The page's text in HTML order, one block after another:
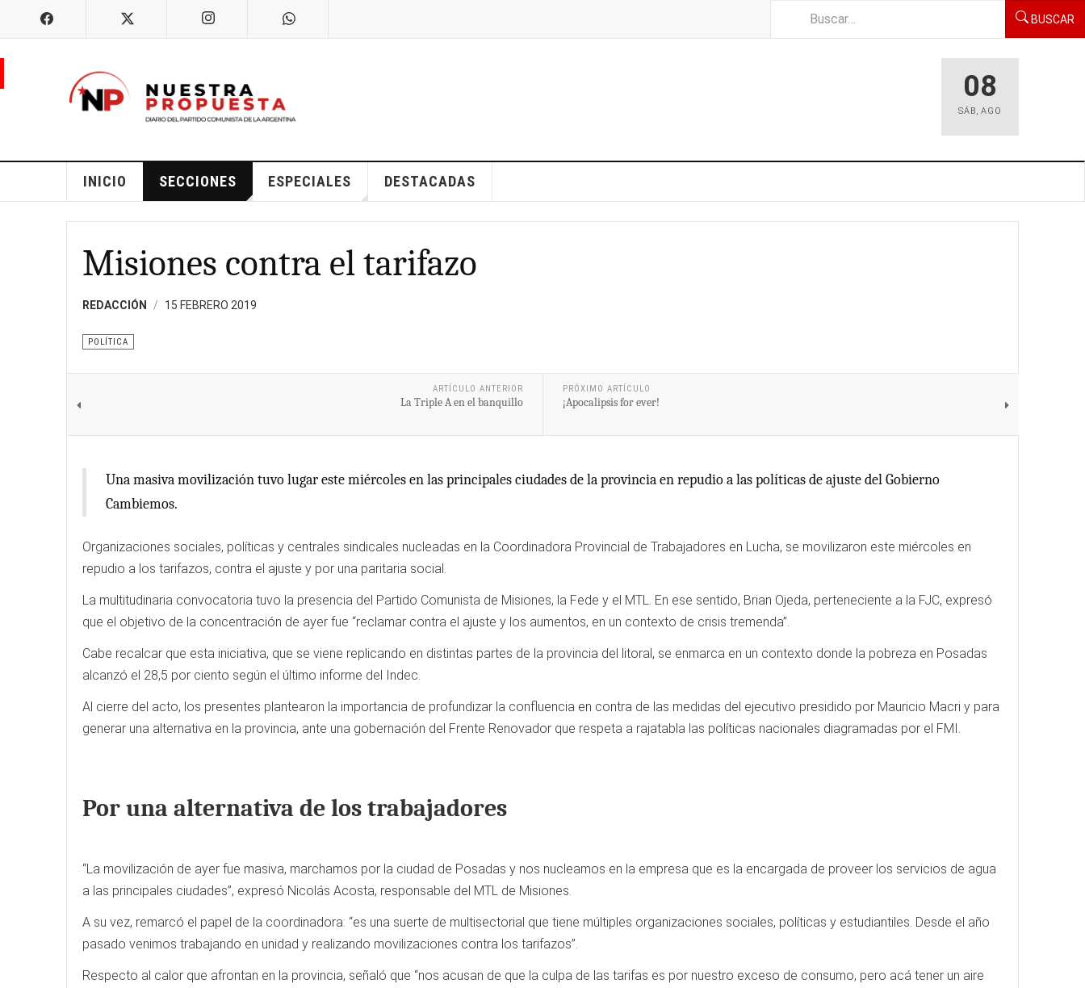
BUSCAR
08
SÁB, AGO
INICIO SECCIONES ESPECIALES DESTACADAS
Misiones contra el tarifazo
REDACCIÓN 15 FEBRERO 2019
POLÍTICA
ARTÍCULO ANTERIOR
La Triple A en el banquillo
PRÓXIMO ARTÍCULO
¡Apocalipsis for ever!
Una masiva movilización tuvo lugar este miércoles en las principales ciudades de la provincia en repudio a las políticas de ajuste del Gobierno
Cambiemos.
Organizaciones sociales, políticas y centrales sindicales nucleadas en la Coordinadora Provincial de Trabajadores en Lucha, se movilizaron este miércoles en
repudio a los tarifazos, contra el ajuste y por una paritaria social.
La multitudinaria convocatoria tuvo la presencia del Partido Comunista de Misiones, la Fede y el MTL. En ese sentido, Brian Ojeda, perteneciente a la FJC, expresó
que el objetivo de la concentración de ayer fue “reclamar contra el ajuste y los aumentos, en un contexto de crisis tremenda”.
Cabe recalcar que esta iniciativa, que se viene replicando en distintas partes de la provincia del litoral, se enmarca en un contexto donde la pobreza en Posadas
alcanzó el 28,5 por ciento según el último informe del Indec.
Al cierre del acto, los presentes plantearon la importancia de profundizar la confluencia en contra de las medidas del ejecutivo presidido por Mauricio Macri y para
generar una alternativa en la provincia, ante una gobernación del Frente Renovador que respeta a rajatabla las políticas nacionales diagramadas por el FMI.
Por una alternativa de los trabajadores
“La movilización de ayer fue masiva, marchamos por la ciudad de Posadas y nos nucleamos en la empresa que es la encargada de proveer los servicios de agua
a las principales ciudades”, expresó Nicolás Acosta, responsable del MTL de Misiones.
A su vez, remarcó el papel de la coordinadora: “es una suerte de multisectorial que tiene múltiples organizaciones sociales, políticas y estudiantiles. Desde el año
pasado venimos trabajando en unidad y realizando movilizaciones contra los tarifazos”.
Respecto al calor que afrontan en la provincia, señaló que “nos acusan de que la culpa de las tarifas es por nuestro exceso de consumo, pero acá tener un aire